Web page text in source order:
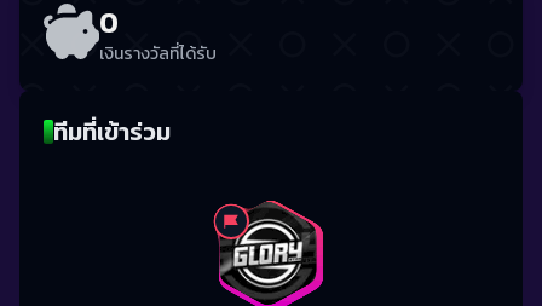
0
เงินรางวัลที่ได้รับ
ทีมที่เข้าร่วม